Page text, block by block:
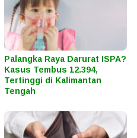
Palangka Raya Darurat ISPA?
Kasus Tembus 12.394,
Tertinggi di Kalimantan
Tengah